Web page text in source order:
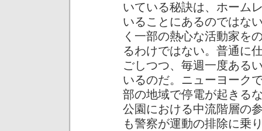
いている秘訣は、ホーム
いることにあるのではな
く一部の熱心な活動家を
るわけではない。普通に
ごしつつ、毎週一度ある
いるのだ。ニューヨーク
部の地域で停電が起きる
公園における中流階層の
も警察が運動の排除に乗